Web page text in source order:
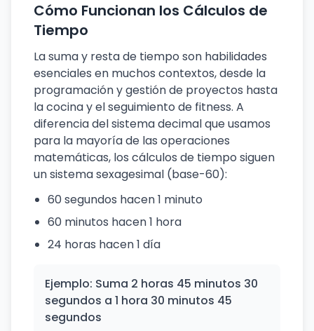
Cómo Funcionan los Cálculos de
Tiempo
La suma y resta de tiempo son habilidades
esenciales en muchos contextos, desde la
programación y gestión de proyectos hasta
la cocina y el seguimiento de fitness. A
diferencia del sistema decimal que usamos
para la mayoría de las operaciones
matemáticas, los cálculos de tiempo siguen
un sistema sexagesimal (base-60):
60 segundos hacen 1 minuto
60 minutos hacen 1 hora
24 horas hacen 1 día
Ejemplo: Suma 2 horas 45 minutos 30
segundos a 1 hora 30 minutos 45
segundos